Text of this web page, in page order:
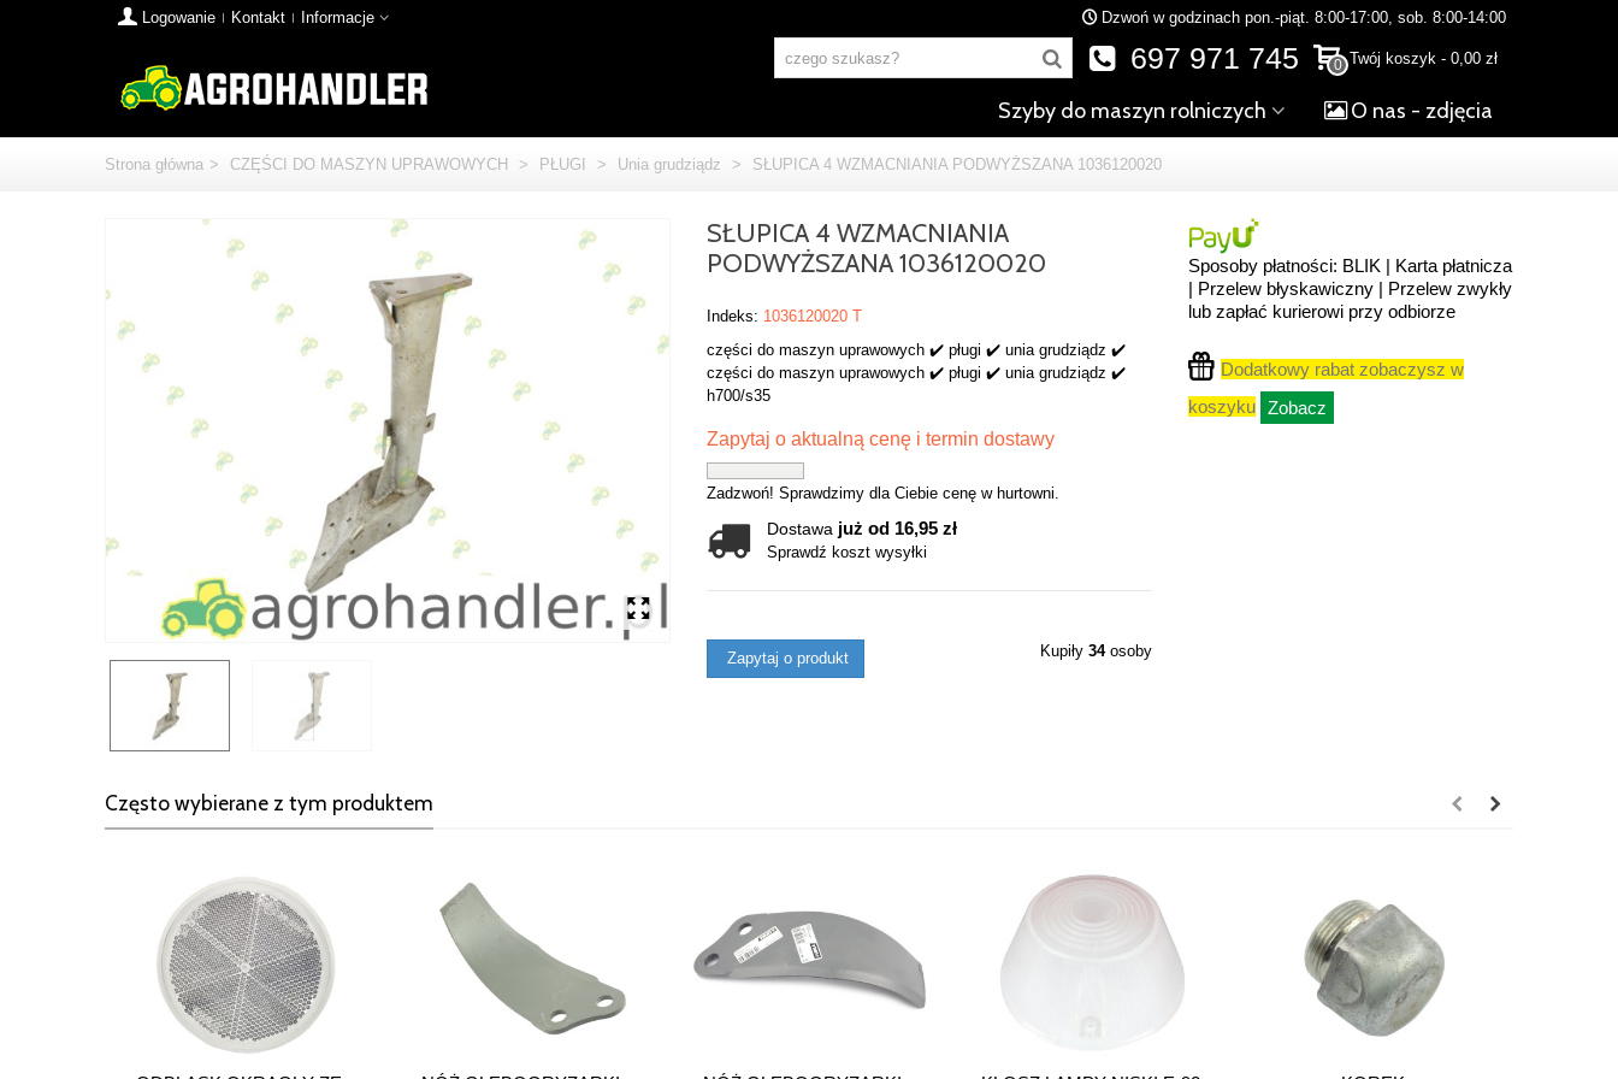
Logowanie Kontakt Informacje Dzwoń w godzinach pon.-piąt. 8:00-17:00, sob. 8:00-14:00
0 Twój koszyk - 0,00 zł
697 971 745
Szyby do maszyn rolniczych O nas - zdjęcia
Strona główna > CZĘŚCI DO MASZYN UPRAWOWYCH > PŁUGI > Unia grudziądz > SŁUPICA 4 WZMACNIANIA PODWYŻSZANA 1036120020
SŁUPICA 4 WZMACNIANIA
PODWYŻSZANA 1036120020
Indeks: 1036120020 T
części do maszyn uprawowych ✔️ pługi ✔️ unia grudziądz ✔️
części do maszyn uprawowych ✔️ pługi ✔️ unia grudziądz ✔️
h700/s35
Zapytaj o aktualną cenę i termin dostawy
Zadzwoń! Sprawdzimy dla Ciebie cenę w hurtowni.
Dostawa już od 16,95 zł
Sprawdź koszt wysyłki
Kupiły 34osoby
Zapytaj o produkt
Sposoby płatności: BLIK | Karta płatnicza
| Przelew błyskawiczny | Przelew zwykły
lub zapłać kurierowi przy odbiorze
Dodatkowy rabat zobaczysz w
koszyku Zobacz
Często wybierane z tym produktem